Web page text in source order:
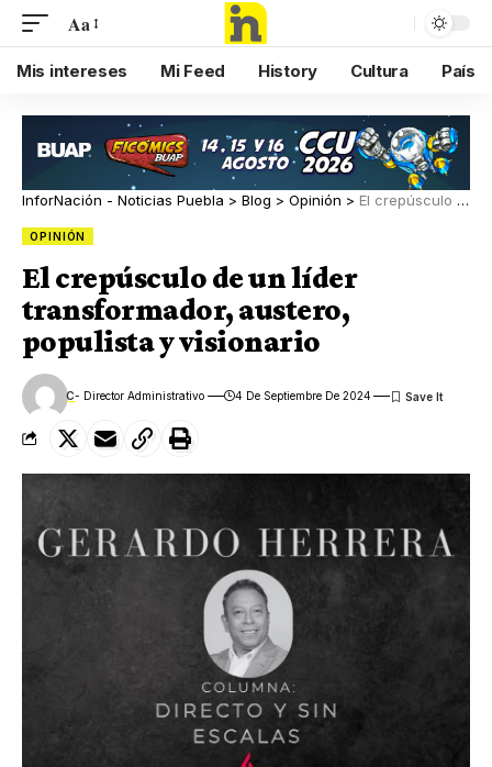
Aa
Mis intereses Mi Feed History Cultura País
InforNación - Noticias Puebla > Blog > Opinión > El crepúsculo de un líder transformador, austero, populista y visionario
OPINIÓN
El crepúsculo de un líder
transformador, austero,
populista y visionario
C- Director Administrativo 4 De Septiembre De 2024